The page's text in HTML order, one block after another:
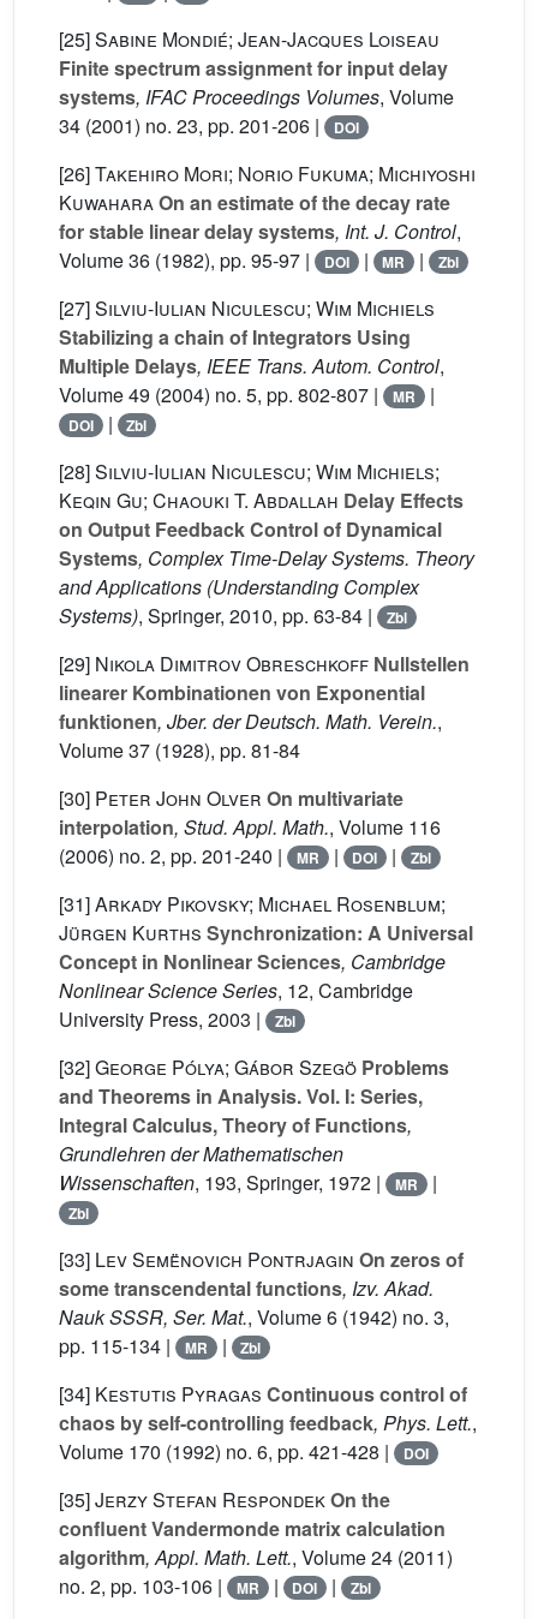
[25]Sabine Mondié; Jean-Jacques Loiseau
Finite spectrum assignment for input delay
systems, IFAC Proceedings Volumes, Volume
34 (2001) no. 23, pp. 201-206 | DOI
[26]Takehiro Mori; Norio Fukuma; Michiyoshi
KuwaharaOn an estimate of the decay rate
for stable linear delay systems, Int. J. Control,
Volume 36 (1982), pp. 95-97 | DOI | MR | Zbl
[27]Silviu-Iulian Niculescu; Wim Michiels
Stabilizing a chain of Integrators Using
Multiple Delays, IEEE Trans. Autom. Control,
Volume 49 (2004) no. 5, pp. 802-807 | MR |
DOI | Zbl
[28]Silviu-Iulian Niculescu; Wim Michiels;
Keqin Gu; Chaouki T. Abdallah Delay Effects
on Output Feedback Control of Dynamical
Systems, Complex Time-Delay Systems. Theory
and Applications (Understanding Complex
Systems), Springer, 2010, pp. 63-84 | Zbl
[29] Nikola Dimitrov Obreschkoff Nullstellen
linearer Kombinationen von Exponential
funktionen, Jber. der Deutsch. Math. Verein.,
Volume 37 (1928), pp. 81-84
[30] Peter John Olver On multivariate
interpolation, Stud. Appl. Math., Volume 116
(2006) no. 2, pp. 201-240 |
MR | DOI | Zbl
[31]Arkady Pikovsky; Michael Rosenblum;
Jürgen Kurths Synchronization: A Universal
Concept in Nonlinear Sciences, Cambridge
Nonlinear Science Series, 12, Cambridge
University Press, 2003 |
Zbl
[32]George Pólya; Gábor Szegö Problems
and Theorems in Analysis. Vol. I: Series,
Integral Calculus, Theory of Functions,
Grundlehren der Mathematischen
Wissenschaften, 193, Springer, 1972 | MR |
Zbl
[33] Lev Semënovich Pontrjagin On zeros of
some transcendental functions, Izv. Akad.
Nauk SSSR, Ser. Mat., Volume 6 (1942) no. 3,
pp. 115-134 |
MR | Zbl
[34] Kestutis Pyragas Continuous control of
chaos by self-controlling feedback, Phys. Lett.,
Volume 170 (1992) no. 6, pp. 421-428 | DOI
[35]Jerzy Stefan RespondekOn the
confluent Vandermonde matrix calculation
algorithm, Appl. Math. Lett., Volume 24 (2011)
no. 2, pp. 103-106 |
MR | DOI | Zbl